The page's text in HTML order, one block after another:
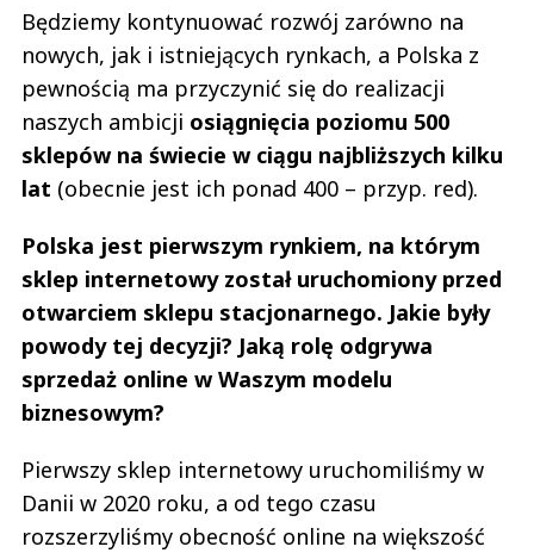
Będziemy kontynuować rozwój zarówno na
nowych, jak i istniejących rynkach, a Polska z
pewnością ma przyczynić się do realizacji
naszych ambicji osiągnięcia poziomu 500
sklepów na świecie w ciągu najbliższych kilku
lat (obecnie jest ich ponad 400 – przyp. red).
Polska jest pierwszym rynkiem, na którym
sklep internetowy został uruchomiony przed
otwarciem sklepu stacjonarnego. Jakie były
powody tej decyzji? Jaką rolę odgrywa
sprzedaż online w Waszym modelu
biznesowym?
Pierwszy sklep internetowy uruchomiliśmy w
Danii w 2020 roku, a od tego czasu
rozszerzyliśmy obecność online na większość